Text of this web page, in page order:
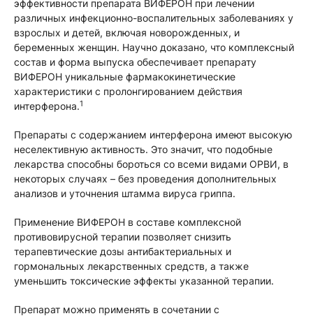
эффективности препарата ВИФЕРОН при лечении
различных инфекционно-воспалительных заболеваниях у
взрослых и детей, включая новорожденных, и
беременных женщин. Научно доказано, что комплексный
состав и форма выпуска обеспечивает препарату
ВИФЕРОН уникальные фармакокинетические
характеристики с пролонгированием действия
интерферона.1
Препараты с содержанием интерферона имеют высокую
неселективную активность. Это значит, что подобные
лекарства способны бороться со всеми видами ОРВИ, в
некоторых случаях – без проведения дополнительных
анализов и уточнения штамма вируса гриппа.
Применение ВИФЕРОН в составе комплексной
противовирусной терапии позволяет снизить
терапевтические дозы антибактериальных и
гормональных лекарственных средств, а также
уменьшить токсические эффекты указанной терапии.
Препарат можно применять в сочетании с